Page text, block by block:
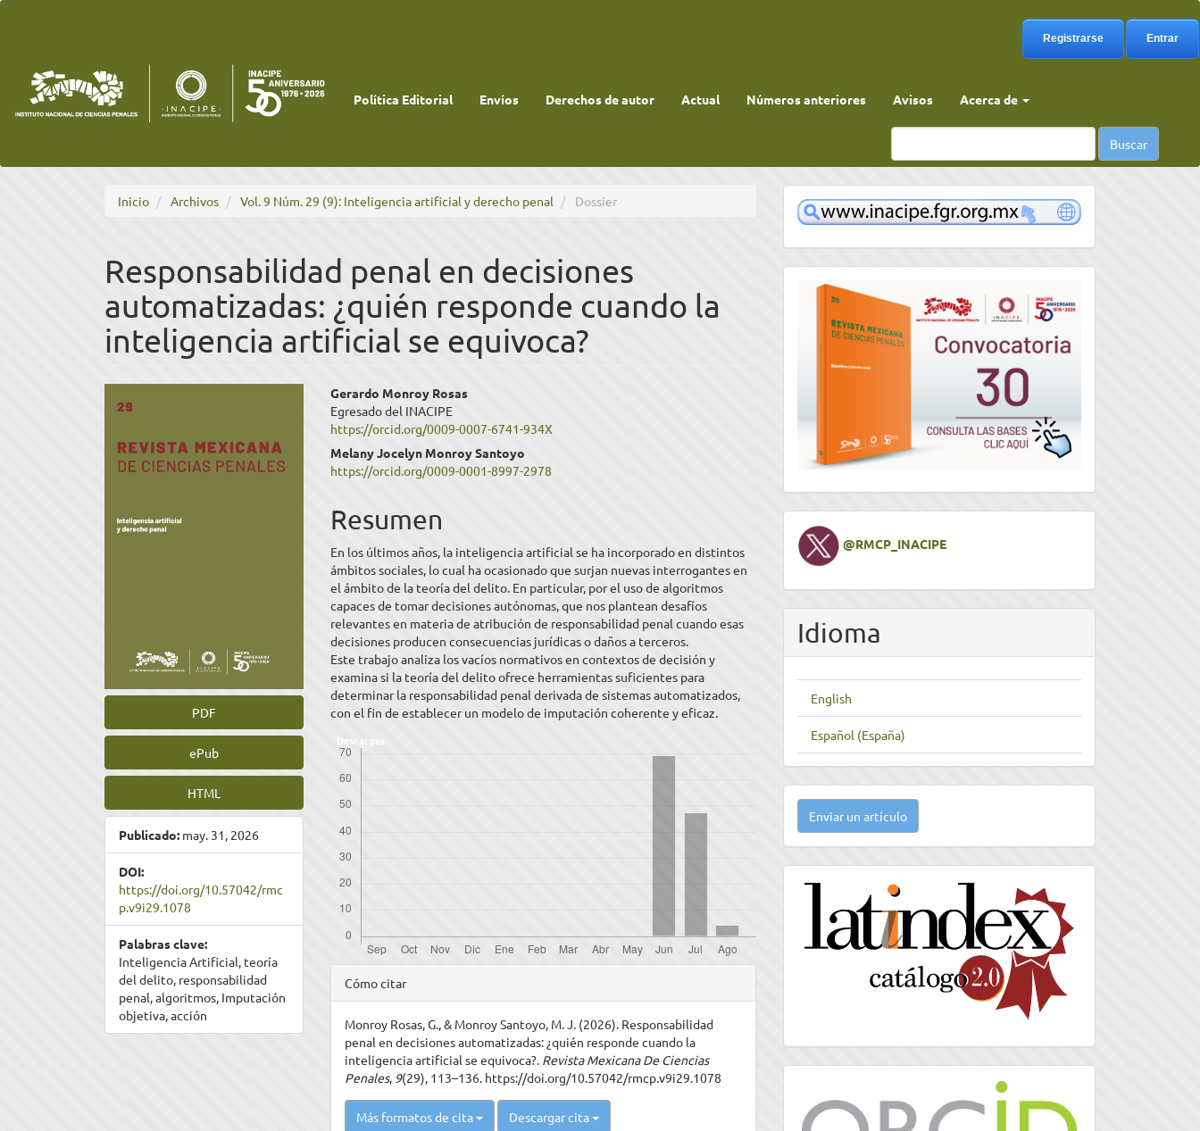
Barra
lateral
Registrarse Entrar
Política Editorial Envíos Derechos de autor Actual Números anteriores Avisos Acerca de
Buscar
Inicio Archivos Vol. 9 Núm. 29 (9): Inteligencia artificial y derecho penal Dossier
Responsabilidad penal en decisiones
automatizadas: ¿quién responde cuando la
inteligencia artificial se equivoca?
Barra
del
PDF
ePub
HTML
Publicado: may. 31, 2026
DOI:
https://doi.org/10.57042/rmc
p.v9i29.1078
Palabras clave:
Inteligencia Artificial, teoría
del delito, responsabilidad
penal, algoritmos, Imputación
objetiva, acción
Contenido
principal
del
artículo
Gerardo Monroy Rosas
Egresado del INACIPE
https://orcid.org/0009-0007-6741-934X
Melany Jocelyn Monroy Santoyo
https://orcid.org/0009-0001-8997-2978
Resumen
En los últimos años, la inteligencia artificial se ha incorporado en distintos
ámbitos sociales, lo cual ha ocasionado que surjan nuevas interrogantes en
el ámbito de la teoría del delito. En particular, por el uso de algoritmos
capaces de tomar decisiones autónomas, que nos plantean desafíos
relevantes en materia de atribución de responsabilidad penal cuando esas
decisiones producen consecuencias jurídicas o daños a terceros.
Este trabajo analiza los vacíos normativos en contextos de decisión y
examina si la teoría del delito ofrece herramientas suficientes para
determinar la responsabilidad penal derivada de sistemas automatizados,
con el fin de establecer un modelo de imputación coherente y eficaz.
Descargas
Detalles
del
artículo
Cómo citar
Monroy Rosas, G., & Monroy Santoyo, M. J. (2026). Responsabilidad
penal en decisiones automatizadas: ¿quién responde cuando la
inteligencia artificial se equivoca?. Revista Mexicana De Ciencias
Penales, 9(29), 113–136. https://doi.org/10.57042/rmcp.v9i29.1078
Más formatos de cita Descargar cita
www
convocatoria
Twitter@RMCP_INACIPE
Idioma
English
Español (España)
Enviar
un
artículo
Enviar un artículo
latindex